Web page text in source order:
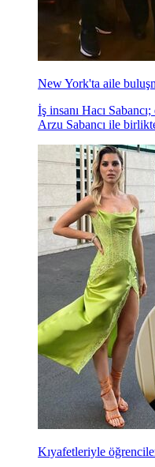
New York'ta aile
İş insanı Hacı
Arzu Sabancı ile
Kıyafetleriyle